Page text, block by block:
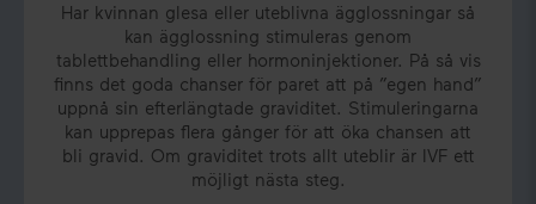
Har kvinnan glesa eller uteblivna ägglossningar så
kan ägglossning stimuleras genom
tablettbehandling eller hormoninjektioner. På så vis
finns det goda chanser för paret att på ”egen hand”
uppnå sin efterlängtade graviditet. Stimuleringarna
kan upprepas flera gånger för att öka chansen att
bli gravid. Om graviditet trots allt uteblir är IVF ett
möjligt nästa steg.